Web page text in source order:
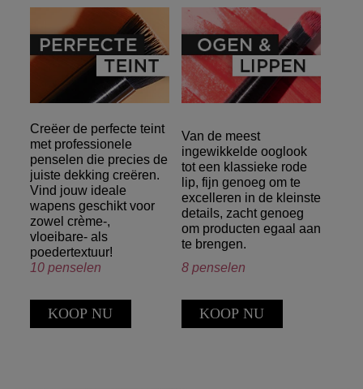
Creëer de perfecte teint
met professionele
penselen die precies de
juiste dekking creëren.
Vind jouw ideale
wapens geschikt voor
zowel crème-,
vloeibare- als
poedertextuur!
10 penselen
KOOP NU
Van de meest
ingewikkelde ooglook
tot een klassieke rode
lip, fijn genoeg om te
excelleren in de kleinste
details, zacht genoeg
om producten egaal aan
te brengen.
8 penselen
KOOP NU